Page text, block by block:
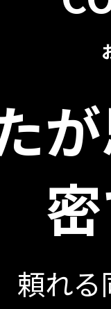
密
頼れる